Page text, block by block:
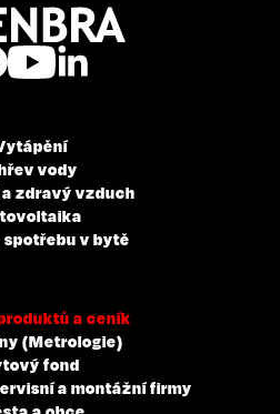
vody
zdravý vzduch
v bytě
a ceník
(Metrologie)
fond
a montážní firmy